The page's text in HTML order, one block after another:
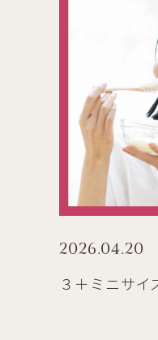
2026.04.20
３＋ミニサイ